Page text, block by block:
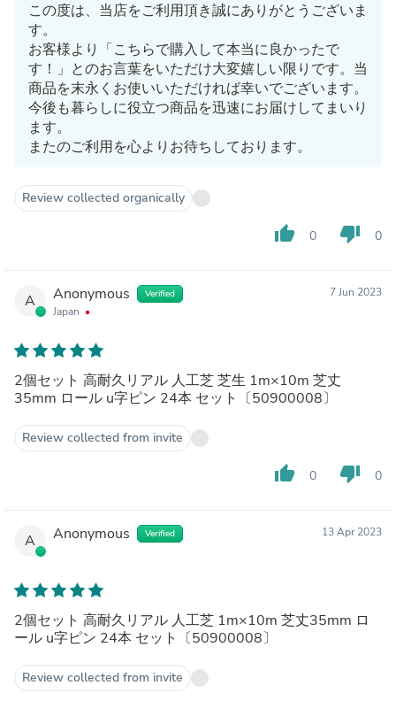
この度は、当店をご利用頂き誠にありがとうございま
す。
お客様より「こちらで購入して本当に良かったで
す！」とのお言葉をいただけ大変嬉しい限りです。当
商品を末永くお使いいただければ幸いでございます。
今後も暮らしに役立つ商品を迅速にお届けしてまいり
ます。
またのご利用を心よりお待ちしております。
Review collected organically
thumb_up 0 thumb_down 0
A Anonymous Verified
Japan
7 Jun 2023
2個セット 高耐久リアル 人工芝 芝生 1m×10m 芝丈
35mm ロール u字ピン 24本 セット〔50900008〕
Review collected from invite
thumb_up 0 thumb_down 0
A Anonymous Verified 13 Apr 2023
2個セット 高耐久リアル 人工芝 1m×10m 芝丈35mm ロ
ール u字ピン 24本 セット〔50900008〕
Review collected from invite